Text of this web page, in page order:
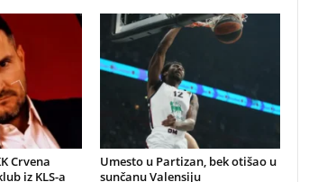
Crvena
iz KLS-a
Umesto u Partizan, bek otišao u
sunčanu Valensiju